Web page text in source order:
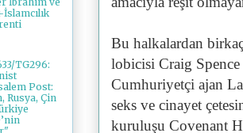
Bu halkalardan
lobicisi Craig
Cumhuriyetçi ajan
seks ve cinayet
kuruluşu Covenant
TG296:
Post:
Rusya, Çin